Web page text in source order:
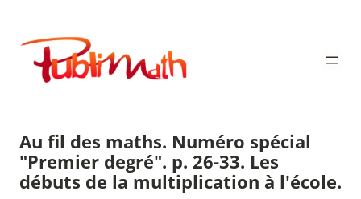
contenu
Publimath
Au fil des maths. Numéro spécial
"Premier degré". p. 26-33. Les
débuts de la multiplication à l'école.